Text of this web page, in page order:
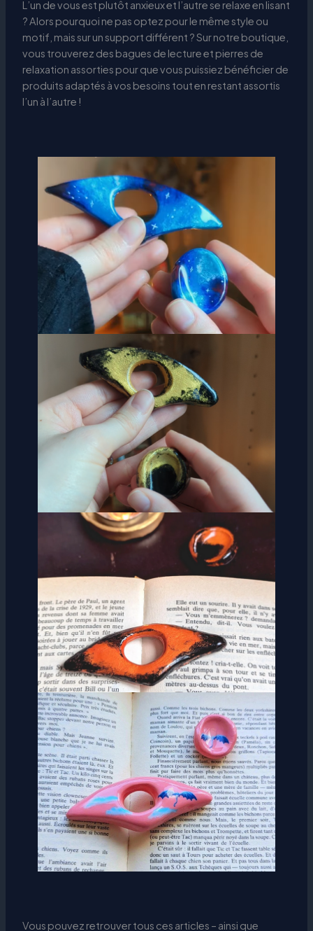
L’un de vous est plutôt anxieux et l’autre se relaxe en lisant
? Alors pourquoi ne pas optez pour le même style ou
motif, mais sur un support différent ? Sur notre boutique,
vous trouverez des bagues de lecture et pierres de
relaxation assorties pour que vous puissiez bénéficier de
produits adaptés à vos besoins tout en restant assortis
l’un à l’autre !
Vous pouvez retrouver tous ces articles – ainsi que